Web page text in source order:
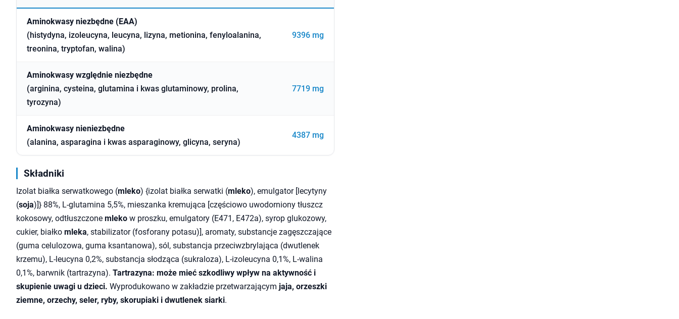
Aminokwasy niezbędne (EAA)
(histydyna, izoleucyna, leucyna, lizyna, metionina, fenyloalanina,
treonina, tryptofan, walina)
9396 mg
Aminokwasy względnie niezbędne
(arginina, cysteina, glutamina i kwas glutaminowy, prolina,
tyrozyna)
7719 mg
Aminokwasy nieniezbędne
(alanina, asparagina i kwas asparaginowy, glicyna, seryna)
4387 mg
Składniki
Izolat białka serwatkowego (mleko) {izolat białka serwatki (mleko), emulgator [lecytyny
(soja)]} 88%, L-glutamina 5,5%, mieszanka kremująca [częściowo uwodorniony tłuszcz
kokosowy, odtłuszczone mleko w proszku, emulgatory (E471, E472a), syrop glukozowy,
cukier, białko mleka, stabilizator (fosforany potasu)], aromaty, substancje zagęszczające
(guma celulozowa, guma ksantanowa), sól, substancja przeciwzbrylająca (dwutlenek
krzemu), L-leucyna 0,2%, substancja słodząca (sukraloza), L-izoleucyna 0,1%, L-walina
0,1%, barwnik (tartrazyna). Tartrazyna: może mieć szkodliwy wpływ na aktywność i
skupienie uwagi u dzieci. Wyprodukowano w zakładzie przetwarzającym jaja, orzeszki
ziemne, orzechy, seler, ryby, skorupiaki i dwutlenek siarki.